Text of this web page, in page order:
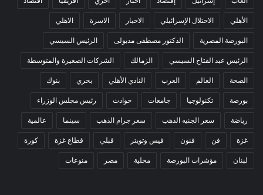
الأهلي الاحتلال الإسرائيلي الاخبار الاسرة الاهلي
البورصة المصرية الدكتور مصطفى مدبولى الرئيس السيسي
الرئيس عبد الفتاح السيسي الزمالك الشركات الصغيرة والمتوسطة
الصحة العالم العرب النادي الأهلي بحري بنوك
بورصة تكنولوجيا جامعات حوادث رئيس مجلس الوزراء
رياضة سعر الجنيه الذهب سعر جرام الذهب سينما عالمية
غزة فن فنون فيس وتويتر قبلي قطاع غزة كورة
لبنان مؤشرات البورصة محلية مصر منوعات